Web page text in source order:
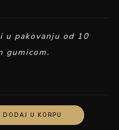
pakovanju od 10
gumicom.
DODAJ U KORPU